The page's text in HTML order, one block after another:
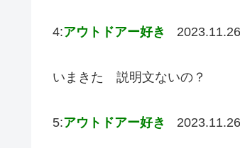
4:アウトドアー好き
いまきた 説明文ないの？
5:アウトドアー好き